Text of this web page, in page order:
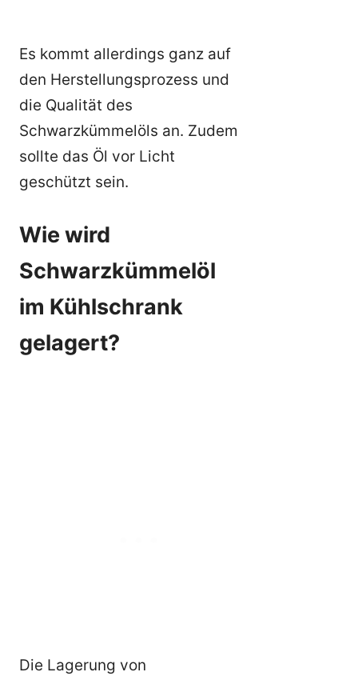
Es kommt allerdings ganz auf
den Herstellungsprozess und
die Qualität des
Schwarzkümmelöls an. Zudem
sollte das Öl vor Licht
geschützt sein.
Wie wird
Schwarzkümmelöl
im Kühlschrank
gelagert?
Die Lagerung von